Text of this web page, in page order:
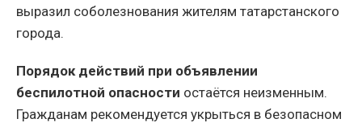
выразил соболезнования жителям татарстанского
города.
Порядок действий при объявлении
беспилотной опасности остаётся неизменным.
Гражданам рекомендуется укрыться в безопасном